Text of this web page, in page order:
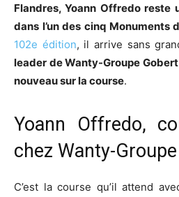
Flandres, Yoann Offredo reste
dans l’un des cinq Monuments
102e édition, il arrive sans
leader de Wanty-Groupe
nouveau sur la course.
Yoann Offredo,
chez Wanty-
C’est la course qu’il attend